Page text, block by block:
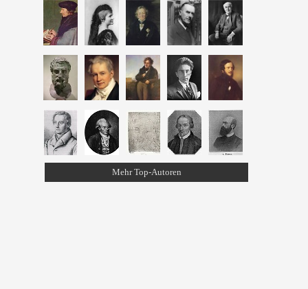
Mehr Top-Autoren